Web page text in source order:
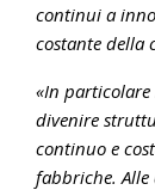
continui a
costante della
«In
divenire
continuo e
fabbriche.